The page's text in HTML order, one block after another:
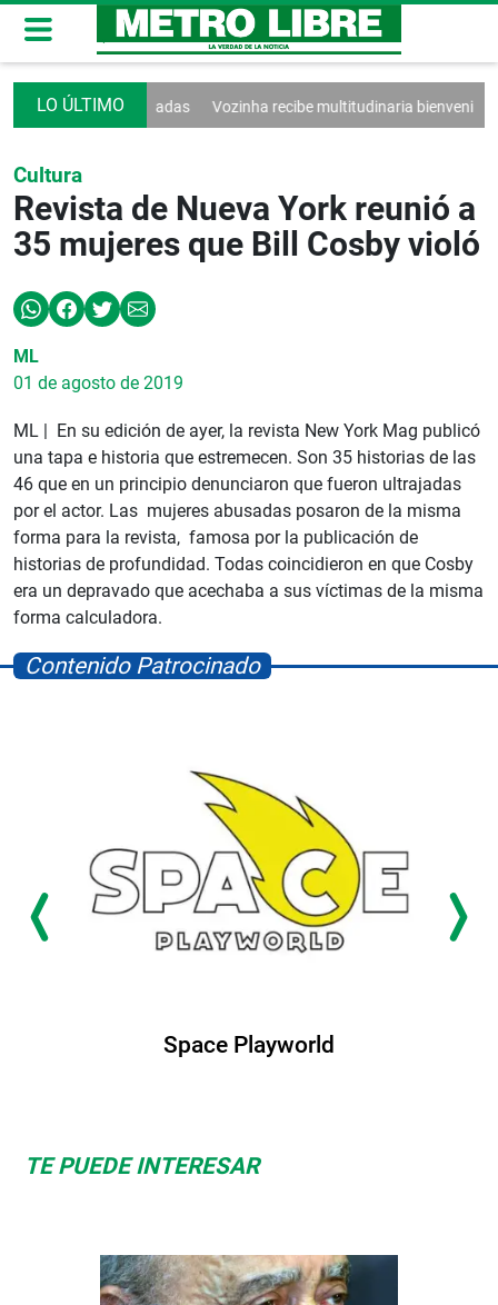
seguirán rebajadas Vozinha recibe multitudinaria bienvenida
Cultura
Revista de Nueva York reunió a
35 mujeres que Bill Cosby violó
ML
01 de agosto de 2019
ML | En su edición de ayer, la revista New York Mag publicó
una tapa e historia que estremecen. Son 35 historias de las
46 que en un principio denunciaron que fueron ultrajadas
por el actor. Las mujeres abusadas posaron de la misma
forma para la revista, famosa por la publicación de
historias de profundidad. Todas coincidieron en que Cosby
era un depravado que acechaba a sus víctimas de la misma
forma calculadora.
Contenido Patrocinado
Space Playworld
TE PUEDE INTERESAR